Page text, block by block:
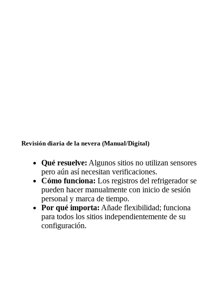
Revisión diaria de la nevera (Manual/Digital)
Qué resuelve: Algunos sitios no utilizan sensores
pero aún así necesitan verificaciones.
Cómo funciona: Los registros del refrigerador se
pueden hacer manualmente con inicio de sesión
personal y marca de tiempo.
Por qué importa: Añade flexibilidad; funciona
para todos los sitios independientemente de su
configuración.